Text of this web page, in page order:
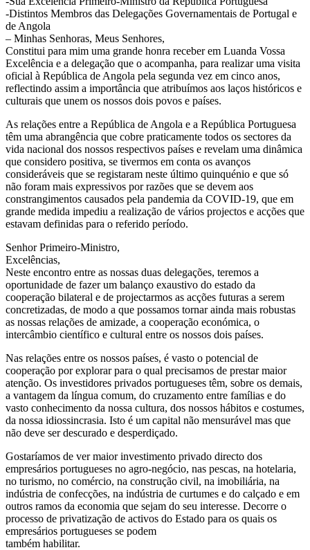
-Distintos Membros das Delegações Governamentais de Portugal e
de Angola
– Minhas Senhoras, Meus Senhores,
Constitui para mim uma grande honra receber em Luanda Vossa
Excelência e a delegação que o acompanha, para realizar uma visita
oficial à República de Angola pela segunda vez em cinco anos,
reflectindo assim a importância que atribuímos aos laços históricos e
culturais que unem os nossos dois povos e países.
As relações entre a República de Angola e a República Portuguesa
têm uma abrangência que cobre praticamente todos os sectores da
vida nacional dos nossos respectivos países e revelam uma dinâmica
que considero positiva, se tivermos em conta os avanços
consideráveis que se registaram neste último quinquénio e que só
não foram mais expressivos por razões que se devem aos
constrangimentos causados pela pandemia da COVID-19, que em
grande medida impediu a realização de vários projectos e acções que
estavam definidas para o referido período.
Senhor Primeiro-Ministro,
Excelências,
Neste encontro entre as nossas duas delegações, teremos a
oportunidade de fazer um balanço exaustivo do estado da
cooperação bilateral e de projectarmos as acções futuras a serem
concretizadas, de modo a que possamos tornar ainda mais robustas
as nossas relações de amizade, a cooperação económica, o
intercâmbio científico e cultural entre os nossos dois países.
Nas relações entre os nossos países, é vasto o potencial de
cooperação por explorar para o qual precisamos de prestar maior
atenção. Os investidores privados portugueses têm, sobre os demais,
a vantagem da língua comum, do cruzamento entre famílias e do
vasto conhecimento da nossa cultura, dos nossos hábitos e costumes,
da nossa idiossincrasia. Isto é um capital não mensurável mas que
não deve ser descurado e desperdiçado.
Gostaríamos de ver maior investimento privado directo dos
empresários portugueses no agro-negócio, nas pescas, na hotelaria,
no turismo, no comércio, na construção civil, na imobiliária, na
indústria de confecções, na indústria de curtumes e do calçado e em
outros ramos da economia que sejam do seu interesse. Decorre o
processo de privatização de activos do Estado para os quais os
empresários portugueses se podem
também habilitar.